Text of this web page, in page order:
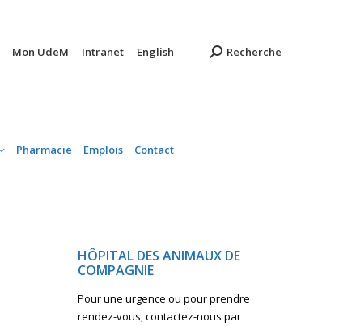
Mon UdeM Intranet English Recherche
Pharmacie Emplois Contact
HÔPITAL DES ANIMAUX DE
COMPAGNIE
Pour une urgence ou pour prendre
rendez-vous, contactez-nous par